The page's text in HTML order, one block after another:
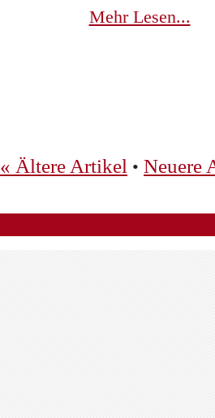
Mehr Lesen...
« Ältere Artikel • Neuere